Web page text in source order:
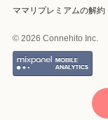
ママリプレミアムの解約
© 2026 Connehito Inc.